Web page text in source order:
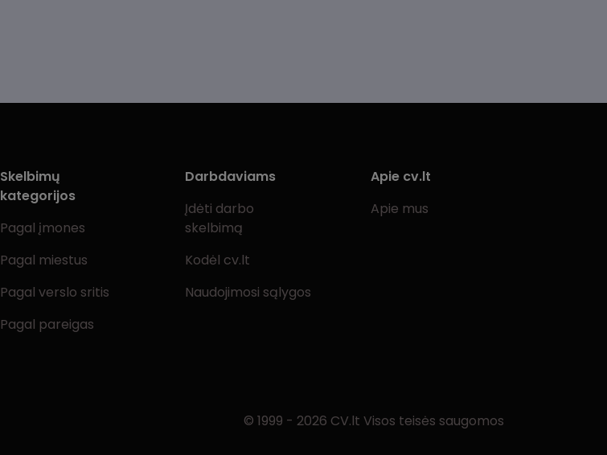
Skelbimų
kategorijos
Pagal įmones
Pagal miestus
Pagal verslo sritis
Pagal pareigas
Darbdaviams
Įdėti darbo
skelbimą
Kodėl cv.lt
Naudojimosi sąlygos
Apie cv.lt
Apie mus
© 1999 - 2026 CV.lt Visos teisės saugomos